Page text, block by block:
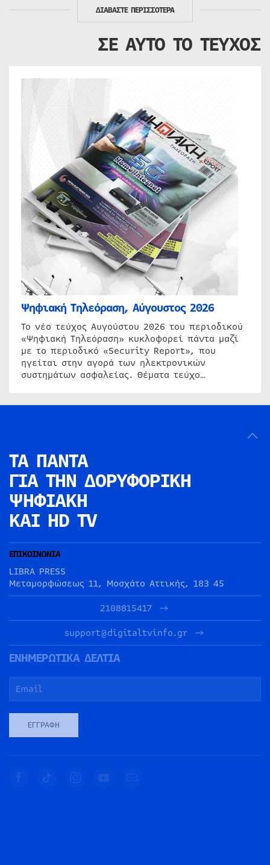
ΔΙΑΒΑΣΤΕ ΠΕΡΙΣΣΟΤΕΡΑ
ΣΕ ΑΥΤΟ ΤΟ ΤΕΥΧΟΣ
Ψηφιακή Τηλεόραση, Αύγουστος 2026
Το νέο τεύχος Αυγούστου 2026 του περιοδικού
«Ψηφιακή Τηλεόραση» κυκλοφορεί πάντα μαζί
με το περιοδικό «Security Report», που
ηγείται στην αγορά των ηλεκτρονικών
συστημάτων ασφαλείας. Θέματα τεύχο…
ΤΑ ΠΑΝΤΑ
ΓΙΑ ΤΗΝ ΔΟΡΥΦΟΡΙΚΗ
ΨΗΦΙΑΚΗ
ΚΑΙ HD TV
ΕΠΙΚΟΙΝΩΝΙΑ
LIBRA PRESS
Μεταμορφώσεως 11, Μοσχάτο Αττικής, 183 45
2108815417
support@digitaltvinfo.gr
ΕΝΗΜΕΡΩΤΙΚΑ ΔΕΛΤΙΑ
ΕΓΓΡΑΦΉ